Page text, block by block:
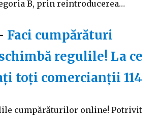
B, prin reintroducerea…
Faci cumpărături
regulile! La ce
toți comercianții 114
cumpărăturilor online! Potrivit